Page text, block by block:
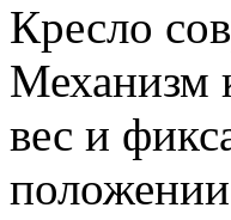
Кресло
Механизм
вес и